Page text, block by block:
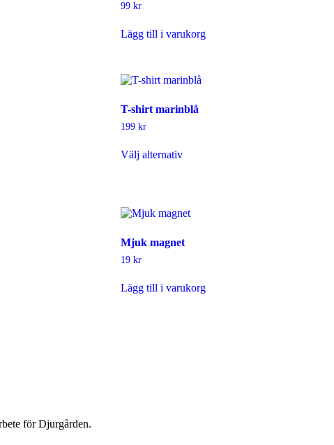
99 kr
Lägg till i varukorg
T-shirt marinblå
199 kr
Välj alternativhär
De
alternativen
produktsidan
Mjuk magnet
19 kr
Lägg till i varukorg
för Djurgården.